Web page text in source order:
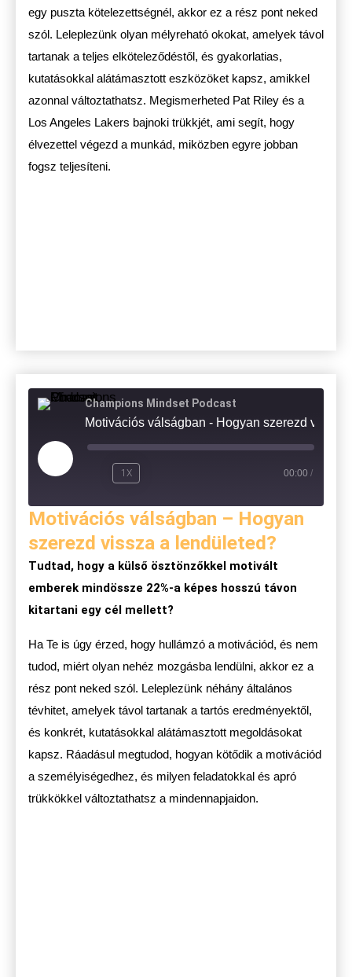
egy puszta kötelezettségnél, akkor ez a rész pont neked
szól. Leleplezünk olyan mélyreható okokat, amelyek távol
tartanak a teljes elköteleződéstől, és gyakorlatias,
kutatásokkal alátámasztott eszközöket kapsz, amikkel
azonnal változtathatsz. Megismerheted Pat Riley és a
Los Angeles Lakers bajnoki trükkjét, ami segít, hogy
élvezettel végezd a munkád, miközben egyre jobban
fogsz teljesíteni.
Champions Mindset Podcast
1X 00:00 /
Motivációs válságban – Hogyan
szerezd vissza a lendületed?
Tudtad, hogy a külső ösztönzőkkel motivált
emberek mindössze 22%-a képes hosszú távon
kitartani egy cél mellett?
Ha Te is úgy érzed, hogy hullámzó a motivációd, és nem
tudod, miért olyan nehéz mozgásba lendülni, akkor ez a
rész pont neked szól. Leleplezünk néhány általános
tévhitet, amelyek távol tartanak a tartós eredményektől,
és konkrét, kutatásokkal alátámasztott megoldásokat
kapsz. Ráadásul megtudod, hogyan kötődik a motivációd
a személyiségedhez, és milyen feladatokkal és apró
trükkökkel változtathatsz a mindennapjaidon.